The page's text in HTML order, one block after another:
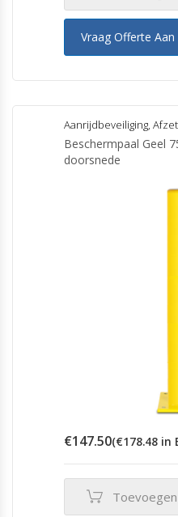
Vraag Offerte Aan
Aanrijdbeveiliging,
Beschermpaal Geel
doorsnede
€147.50(€178.48 in